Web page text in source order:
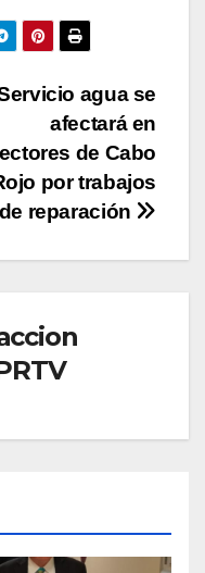
agua se
afectará en
de Cabo
por trabajos
de reparación